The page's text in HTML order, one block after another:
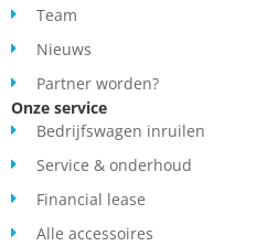
Team
Nieuws
Partner worden?
Onze service
Bedrijfswagen inruilen
Service & onderhoud
Financial lease
Alle accessoires